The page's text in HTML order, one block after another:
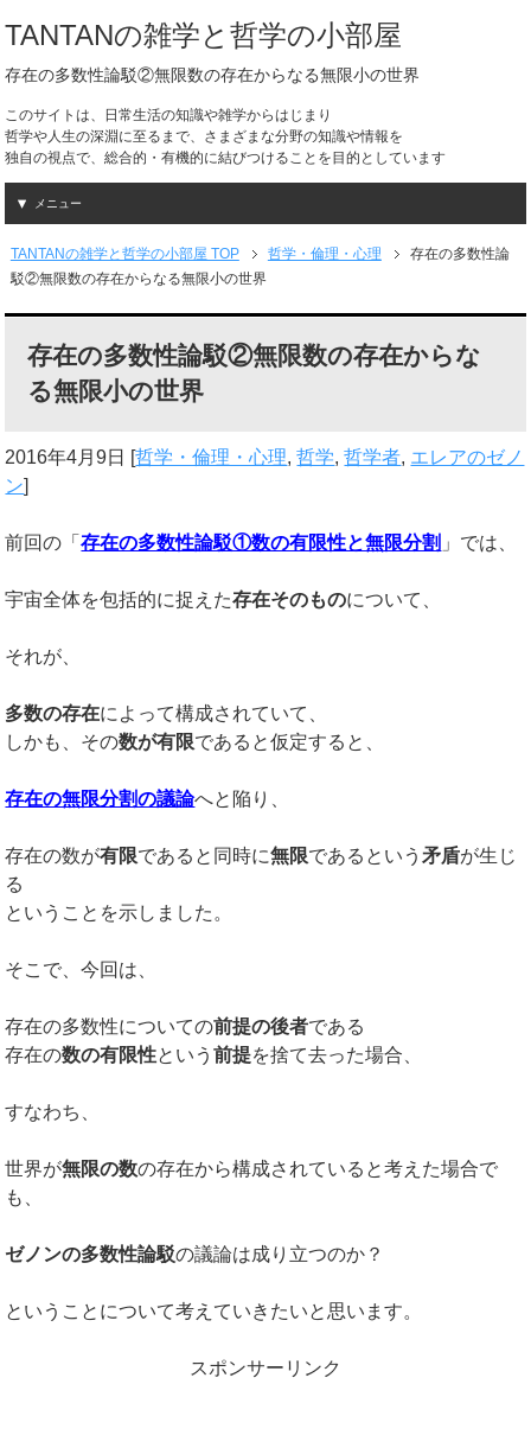
TANTANの雑学と哲学の小部屋
存在の多数性論駁②無限数の存在からなる無限小の世界
このサイトは、日常生活の知識や雑学からはじまり
哲学や人生の深淵に至るまで、さまざまな分野の知識や情報を
独自の視点で、総合的・有機的に結びつけることを目的としています
メニュー
TANTANの雑学と哲学の小部屋 TOP 哲学・倫理・心理
存在の多数性論
駁②無限数の存在からなる無限小の世界
存在の多数性論駁②無限数の存在からな
る無限小の世界
2016年4月9日 [哲学・倫理・心理,哲学,哲学者, エレアのゼノ
ン]
前回の「存在の多数性論駁①数の有限性と無限分割 」では、
宇宙全体を包括的に捉えた存在そのものについて、
それが、
多数の存在によって構成されていて、
しかも、その数が有限であると仮定すると、
存在の無限分割の議論へと陥り、
存在の数が有限であると同時に無限であるという矛盾が生じ
る
ということを示しました。
そこで、今回は、
存在の多数性についての前提の後者である
存在の数の有限性という前提を捨て去った場合、
すなわち、
世界が無限の数の存在から構成されていると考えた場合で
も、
ゼノンの多数性論駁の議論は成り立つのか？
ということについて考えていきたいと思います。
スポンサーリンク